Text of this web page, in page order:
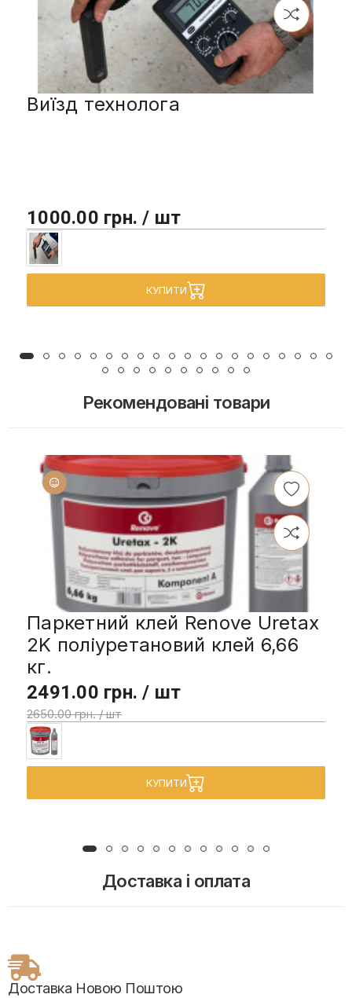
Виїзд технолога
1000.00 грн. / шт
КУПИТИ
Рекомендовані товари
Паркетний клей Renove Uretax
2K поліуретановий клей 6,66
кг.
2491.00 грн. / шт
2650.00 грн. / шт
КУПИТИ
Доставка і оплата
Доставка Новою Поштою